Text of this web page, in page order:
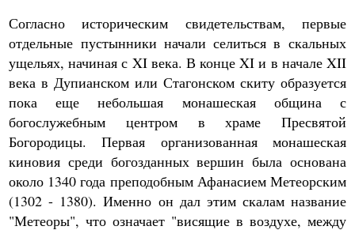
Согласно историческим свидетельствам, первые
отдельные пустынники начали селиться в скальных
ущельях, начиная с XI века. В конце XI и в начале XII
века в Дупианском или Стагонском скиту образуется
пока еще небольшая монашеская община с
богослужебным центром в храме Пресвятой
Богородицы. Первая организованная монашеская
киновия среди богозданных вершин была основана
около 1340 года преподобным Афанасием Метеорским
(1302 - 1380). Именно он дал этим скалам название
"Метеоры", что означает "висящие в воздухе, между